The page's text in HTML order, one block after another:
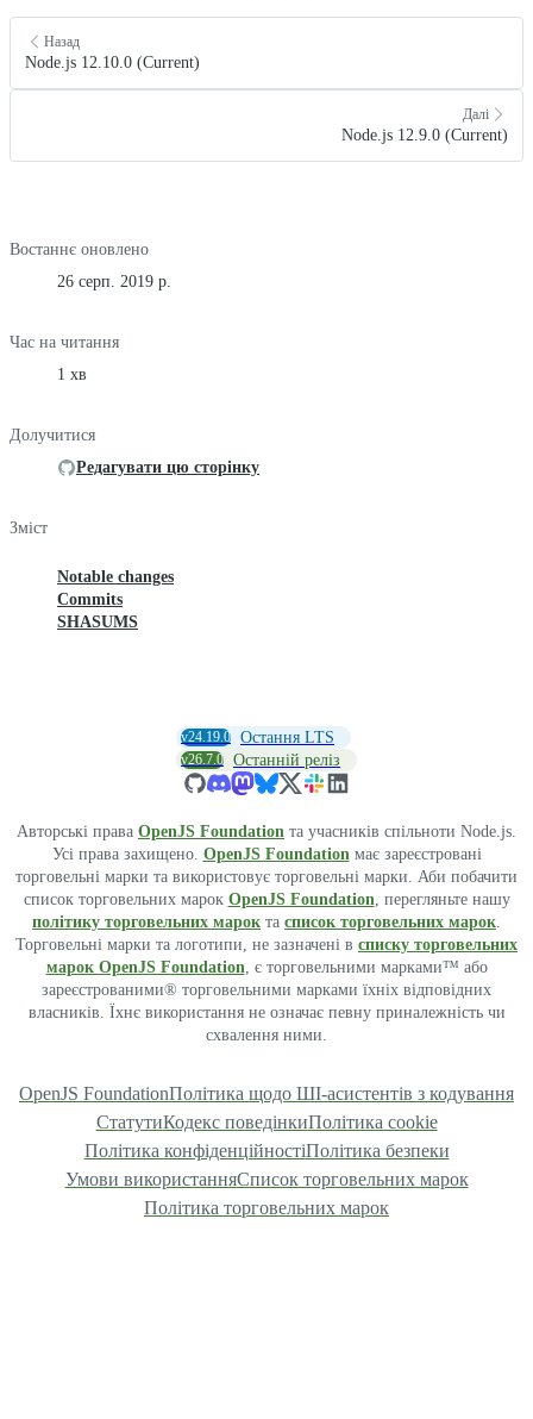
Назад
Node.js 12.10.0 (Current)
Далі
Node.js 12.9.0 (Current)
Востаннє оновлено
26 серп. 2019 р.
Час на читання
1 хв
Долучитися
Редагувати цю сторінку
Зміст
Notable changes
Commits
SHASUMS
v24.19.0 Остання LTS
v26.7.0 Останній реліз
Авторські права OpenJS Foundation та учасників спільноти Node.js.
Усі права захищено. OpenJS Foundationмає зареєстровані
торговельні марки та використовує торговельні марки. Аби побачити
список торговельних марок OpenJS Foundation, перегляньте нашу
політику торговельних марок та список торговельних марок.
Торговельні марки та логотипи, не зазначені в списку торговельних
марок OpenJS Foundation, є торговельними марками™ або
зареєстрованими® торговельними марками їхніх відповідних
власників. Їхнє використання не означає певну приналежність чи
схвалення ними.
OpenJS FoundationПолітика щодо ШІ-асистентів з кодування
СтатутиКодекс поведінкиПолітика cookie
Політика конфіденційностіПолітика безпеки
Умови використанняСписок торговельних марок
Політика торговельних марок